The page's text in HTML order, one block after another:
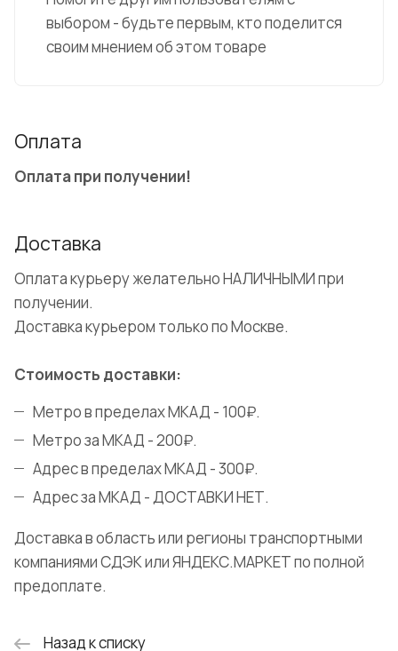
выбором - будьте первым, кто поделится
своим мнением об этом товаре
Оплата
Оплата при получении!
Доставка
Оплата курьеру желательно НАЛИЧНЫМИ при
получении.
Доставка курьером только по Москве.
Стоимость доставки:
Метро в пределах МКАД - 100₽.
Метро за МКАД - 200₽.
Адрес в пределах МКАД - 300₽.
Адрес за МКАД - ДОСТАВКИ НЕТ.
Доставка в область или регионы транспортными
компаниями СДЭК или ЯНДЕКС.МАРКЕТ по полной
предоплате.
Назад к списку